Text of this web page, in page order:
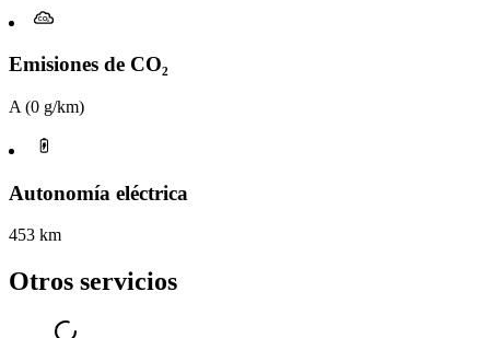
Emisiones de CO₂
A (0 g/km)
Autonomía eléctrica
453 km
Otros servicios